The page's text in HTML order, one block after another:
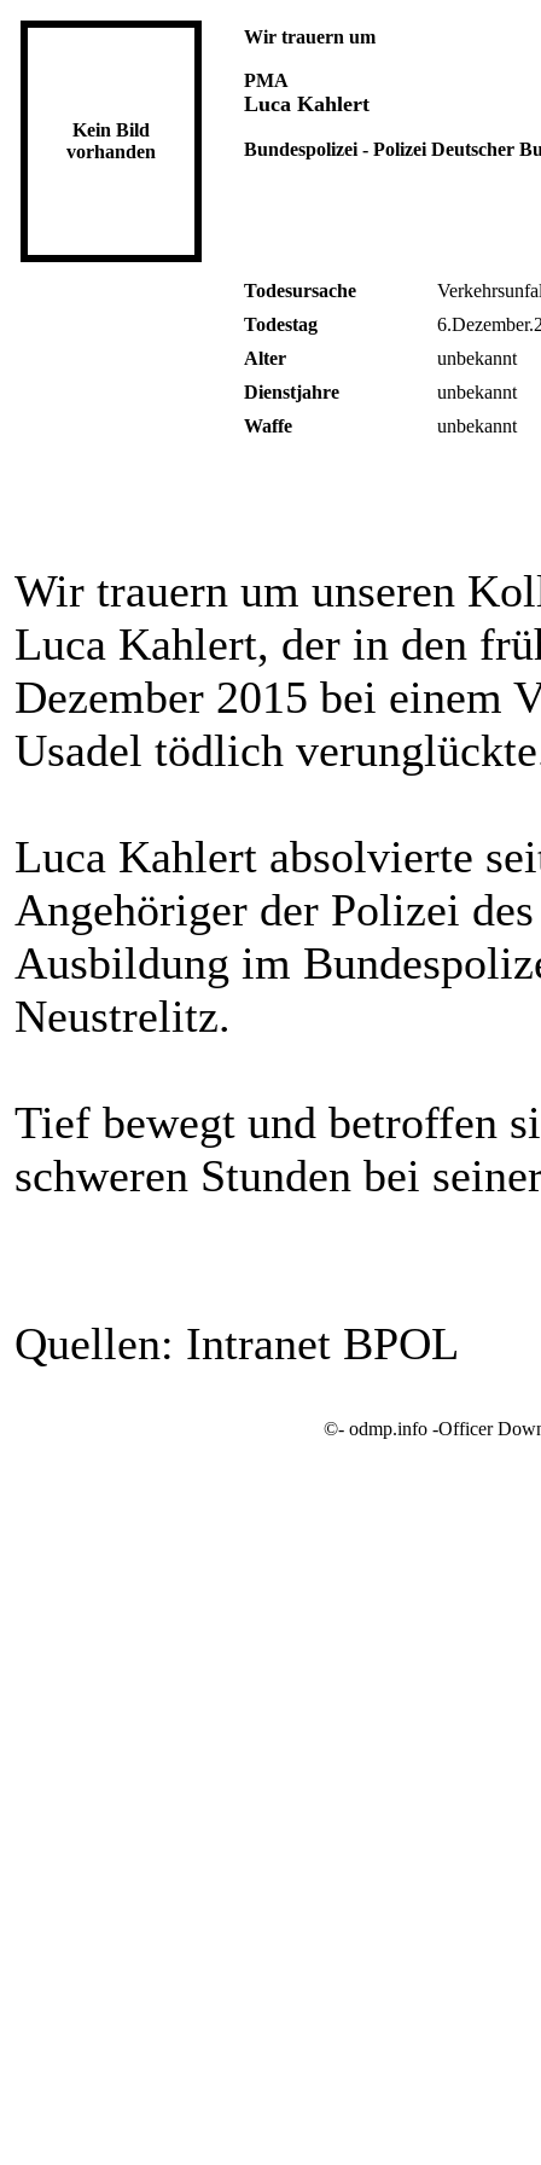
Kein Bild
vorhanden
Wir trauern um
PMA
Luca Kahlert
Bundespolizei - Polizei Deutscher
Todesursache
Todestag
Alter
unbekannt
Dienstjahre
unbekannt
Waffe
unbekannt
Wir trauern um unseren
Luca Kahlert, der in den
Dezember 2015 bei einem
Usadel tödlich
Luca Kahlert absolvierte
Angehöriger der Polizei
Ausbildung im
Neustrelitz.
Tief bewegt und betroffen
schweren Stunden bei
Quellen: Intranet BPOL
©- odmp.info -Officer